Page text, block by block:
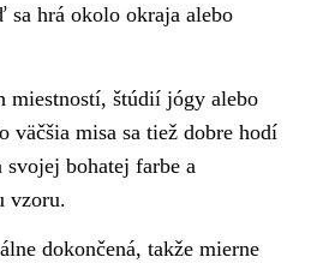
hrá okolo okraja alebo
miestností, štúdií jógy alebo
väčšia misa sa tiež dobre hodí
bohatej farbe a
vzoru.
dokončená, takže mierne